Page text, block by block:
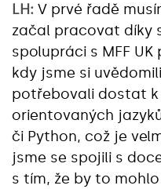
LH: V prvé řadě
začal pracovat díky
spolupráci s MFF
kdy jsme si
potřebovali dostat
orientovaných
či Python, což je
jsme se spojili s
s tím, že by to